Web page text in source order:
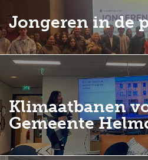
Jongeren in de
Klimaatbanen
Gemeente